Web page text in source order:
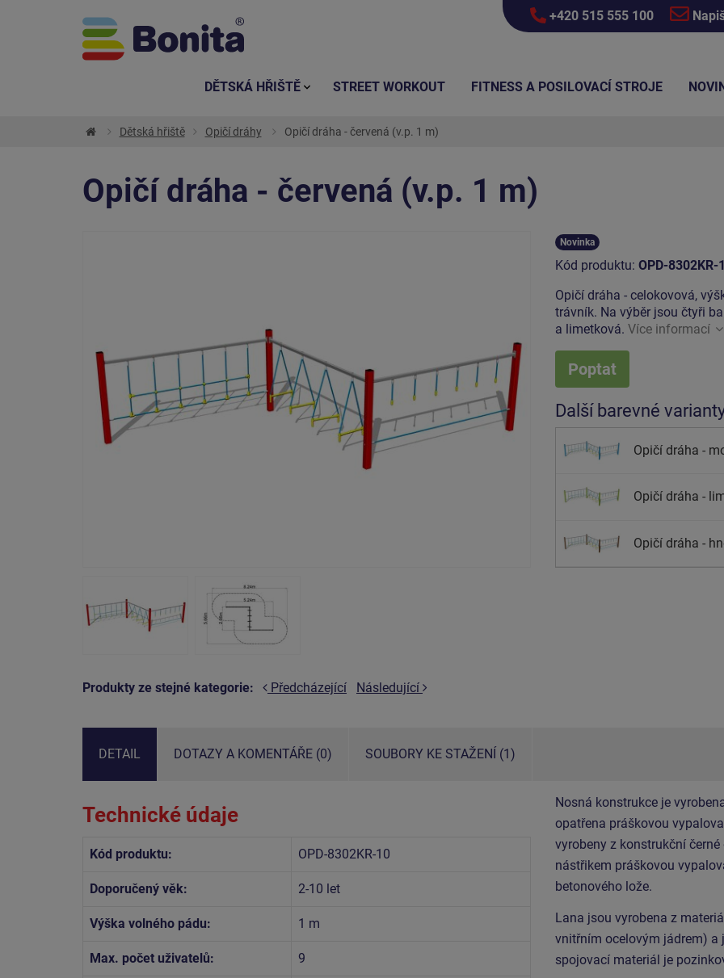
+420 515 555 100
Dětská hřiště Opičí dráhy Opičí dráha - červená (v.p. 1 m)
Opičí dráha - červená (v.p. 1 m)
Produkty ze stejné kategorie: Předcházející Následující
Novinka
Kód produktu: OPD-8302KR-
Opičí dráha - celokovová,
trávník. Na výběr jsou čtyři
a limetková. Více informací
Poptat
Další barevné
Opičí dráha -
Opičí dráha -
Opičí dráha -
DETAIL DOTAZY A KOMENTÁŘE (0) SOUBORY KE STAŽENÍ (1)
Technické údaje
Kód produktu: OPD-8302KR-10
Doporučený věk: 2-10 let
Výška volného pádu: 1 m
Max. počet uživatelů: 9
Nosná konstrukce je
opatřena práškovou
vyrobeny z konstrukční
nástřikem práškovou
betonového lože.
Lana jsou vyrobena z
vnitřním ocelovým jádrem) a
spojovací materiál je
DĚTSKÁ HŘIŠTĚ STREET WORKOUT FITNESS A POSILOVACÍ STROJE